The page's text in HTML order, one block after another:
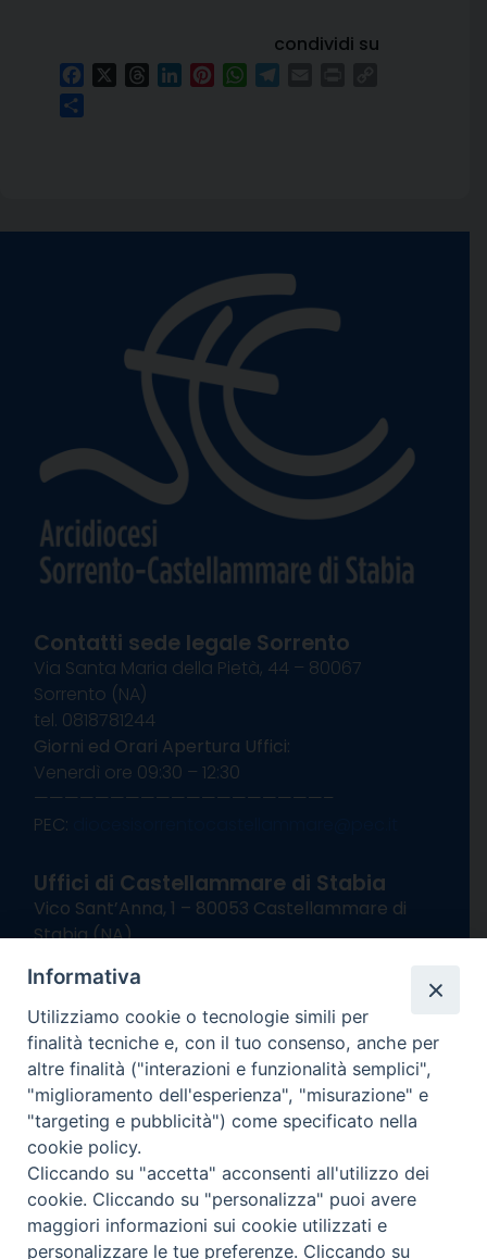
condividi su
FacebookThreadsLinkedInPinterestWhatsApp
Contatti sede legale Sorrento
Via Santa Maria della Pietà, 44 – 80067
Sorrento (NA)
tel. 0818781244
Giorni ed Orari Apertura Uffici:
Venerdì ore 09:30 – 12:30
———————————————————–
PEC:
Uffici di Castellammare di Stabia
Vico Sant’Anna, 1 – 80053 Castellammare di
Stabia (NA)
Giorni ed Orari Apertura Uffici:
Lunedì e Mercoledì ore 09:00 – 13:00
Uffici Matrimoni:
Lunedì e Mercoledì ore 09:30 – 12:30
seguici su
Channel
Informativa Privacy
COPYRIGHT © 2013-2025
Informativa
Utilizziamo cookie o tecnologie simili per
finalità tecniche e, con il tuo consenso, anche per
altre finalità ("interazioni e funzionalità semplici",
"miglioramento dell'esperienza", "misurazione" e
"targeting e pubblicità") come specificato nella
cookie policy.
Cliccando su "accetta" acconsenti all'utilizzo dei
cookie. Cliccando su "personalizza" puoi avere
maggiori informazioni sui cookie utilizzati e
personalizzare le tue preferenze. Cliccando su